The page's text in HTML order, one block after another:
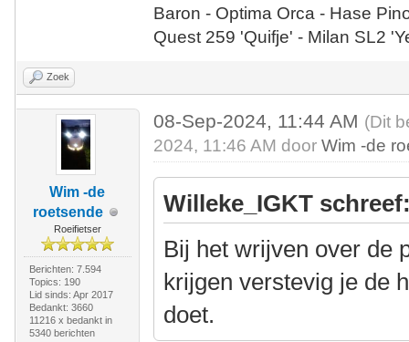
Baron - Optima Orca - Hase
Quest 259 'Quifje' - Milan SL2
Zoek
Wim -de
roetsende
Roeifietser
Berichten: 7.594
Topics: 190
Lid sinds: Apr 2017
Bedankt: 3660
11216 x bedankt in
5340 berichten
08-Sep-2024, 11:44 AM (Dit
2024, 11:46 AM doorWim -de
Willeke_IGKT
Bij het wrijven over de
krijgen verstevig je de
doet.